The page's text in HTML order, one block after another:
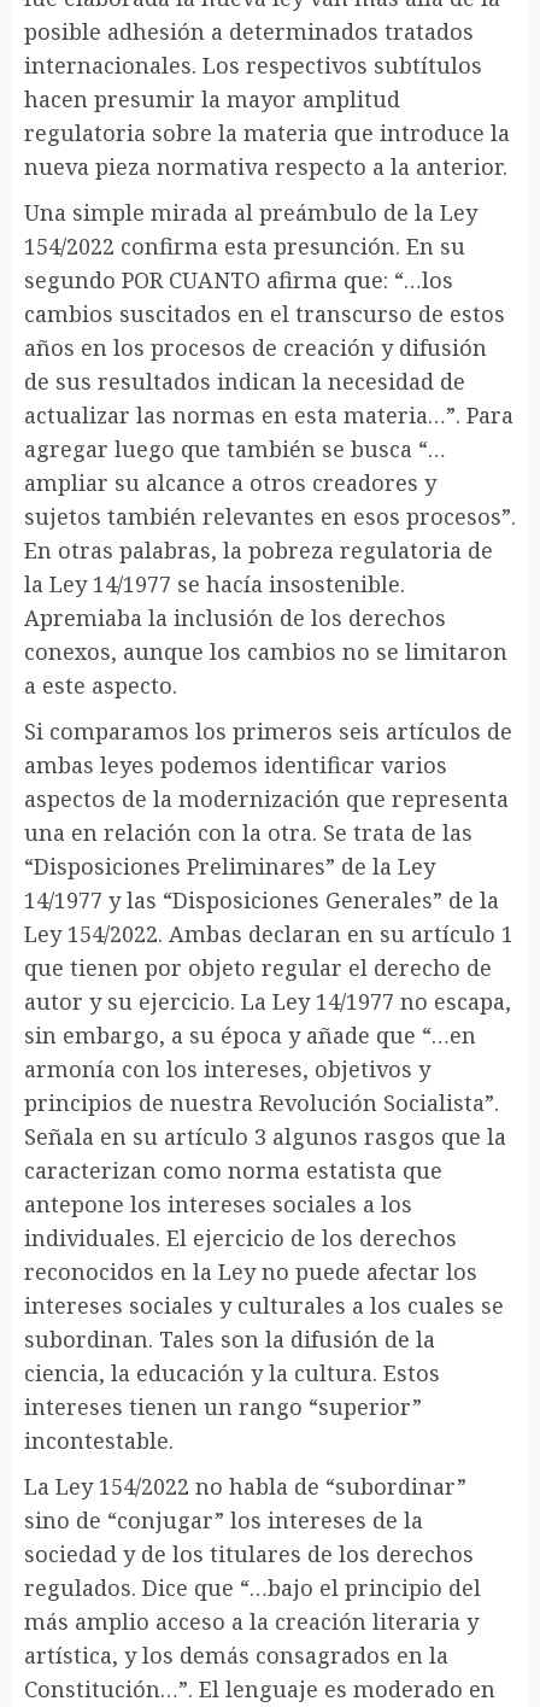
posible adhesión a determinados tratados
internacionales. Los respectivos subtítulos
hacen presumir la mayor amplitud
regulatoria sobre la materia que introduce la
nueva pieza normativa respecto a la anterior.
Una simple mirada al preámbulo de la Ley
154/2022 confirma esta presunción. En su
segundo POR CUANTO afirma que: “…los
cambios suscitados en el transcurso de estos
años en los procesos de creación y difusión
de sus resultados indican la necesidad de
actualizar las normas en esta materia…”. Para
agregar luego que también se busca “…
ampliar su alcance a otros creadores y
sujetos también relevantes en esos procesos”.
En otras palabras, la pobreza regulatoria de
la Ley 14/1977 se hacía insostenible.
Apremiaba la inclusión de los derechos
conexos, aunque los cambios no se limitaron
a este aspecto.
Si comparamos los primeros seis artículos de
ambas leyes podemos identificar varios
aspectos de la modernización que representa
una en relación con la otra. Se trata de las
“Disposiciones Preliminares” de la Ley
14/1977 y las “Disposiciones Generales” de la
Ley 154/2022. Ambas declaran en su artículo 1
que tienen por objeto regular el derecho de
autor y su ejercicio. La Ley 14/1977 no escapa,
sin embargo, a su época y añade que “…en
armonía con los intereses, objetivos y
principios de nuestra Revolución Socialista”.
Señala en su artículo 3 algunos rasgos que la
caracterizan como norma estatista que
antepone los intereses sociales a los
individuales. El ejercicio de los derechos
reconocidos en la Ley no puede afectar los
intereses sociales y culturales a los cuales se
subordinan. Tales son la difusión de la
ciencia, la educación y la cultura. Estos
intereses tienen un rango “superior”
incontestable.
La Ley 154/2022 no habla de “subordinar”
sino de “conjugar” los intereses de la
sociedad y de los titulares de los derechos
regulados. Dice que “…bajo el principio del
más amplio acceso a la creación literaria y
artística, y los demás consagrados en la
Constitución…”. El lenguaje es moderado en